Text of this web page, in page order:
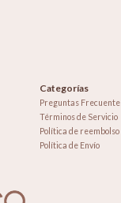
Categorías
Preguntas
Términos de Servicio
Política de reembolso
Política de Envío